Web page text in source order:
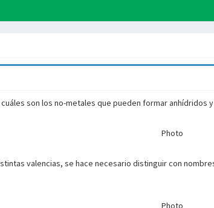
son los no-metales que pueden formar anhídridos
valencias, se hace necesario distinguir con